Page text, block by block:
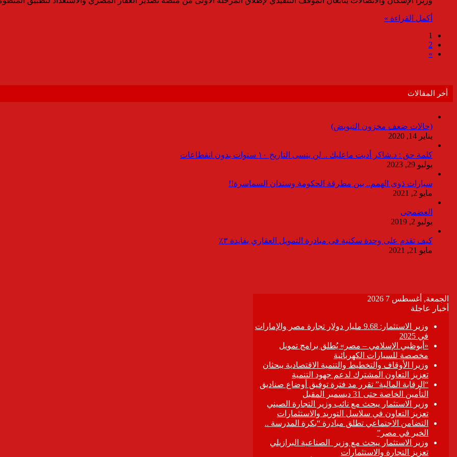
أكمل القراءة »
1
2
»
أخر المقالات
(حالات ضعف مخزون التبويض)
يناير 14, 2020
كلمة حق : د.شاكر أديت ماعليك .. لن ينسى التاريخ ١٠ سنوات بدون انقطاعات
يوليو 29, 2023
سيارات ذوى الهمم.. بين مطرقة الحكومة وسندان السماسرة!!
مايو 2, 2021
العضمجى
يوليو 2, 2019
كيف تقدم على وحدة سكنية فى مبادرة التمويل العقاري بفايدة ٣٪
مايو 21, 2021